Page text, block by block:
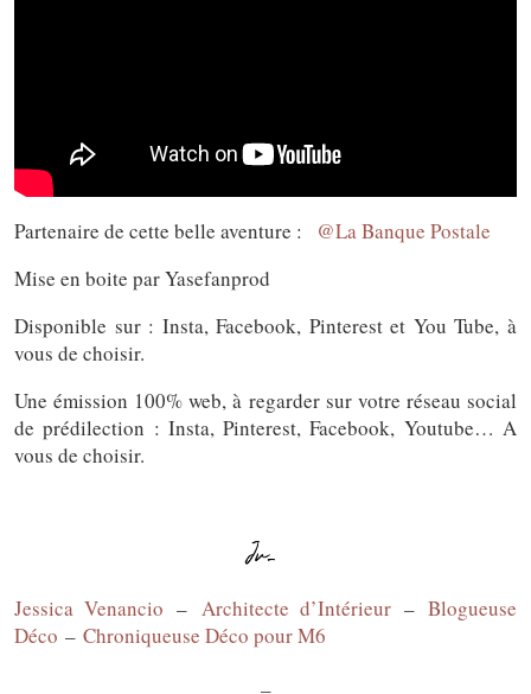
Partenaire de cette belle aventure :
@La Banque Postale
Mise en boite par Yasefanprod
Disponible sur : Insta, Facebook, Pinterest et You Tube, à
vous de choisir.
Une émission 100% web, à regarder sur votre réseau social
de prédilection : Insta, Pinterest, Facebook, Youtube… A
vous de choisir.
Jessica Venancio – Architecte d’Intérieur–Blogueuse
Déco – Chroniqueuse Déco pour M6